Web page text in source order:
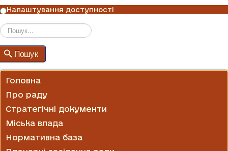
ГОЛОВНА
НОВИНИ
ОГОЛОШЕННЯ
ГРАФІКИ ПРИЙОМУ
Налаштування доступності
Пошук
Головна
Про раду
Стратегічні документи
Міська влада
Нормативна база